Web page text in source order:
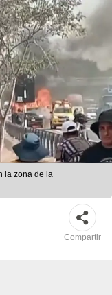
la zona de la
Compartir